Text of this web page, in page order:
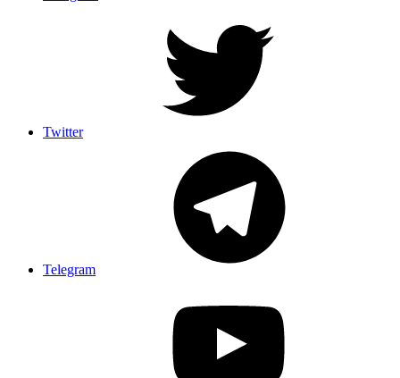
Twitter
Telegram